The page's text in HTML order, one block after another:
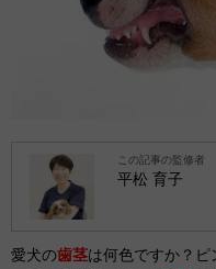
この記事の監修者
平松 育子
愛犬の歯茎は何色ですか？